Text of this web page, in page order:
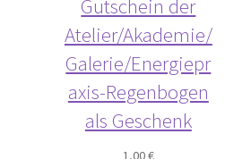
Gutschein der
Atelier/Akademie/
Galerie/Energiepr
axis-Regenbogen
als Geschenk
1,00€